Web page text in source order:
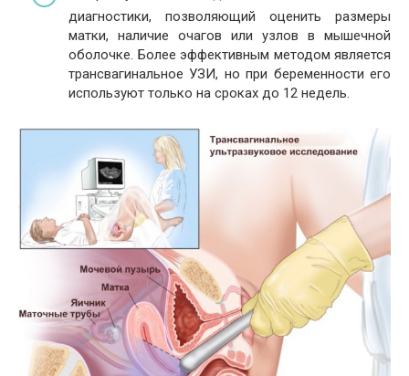
диагностики, позволяющий оценить размеры
матки, наличие очагов или узлов в мышечной
оболочке. Более эффективным методом является
трансвагинальное УЗИ, но при беременности его
используют только на сроках до 12 недель.